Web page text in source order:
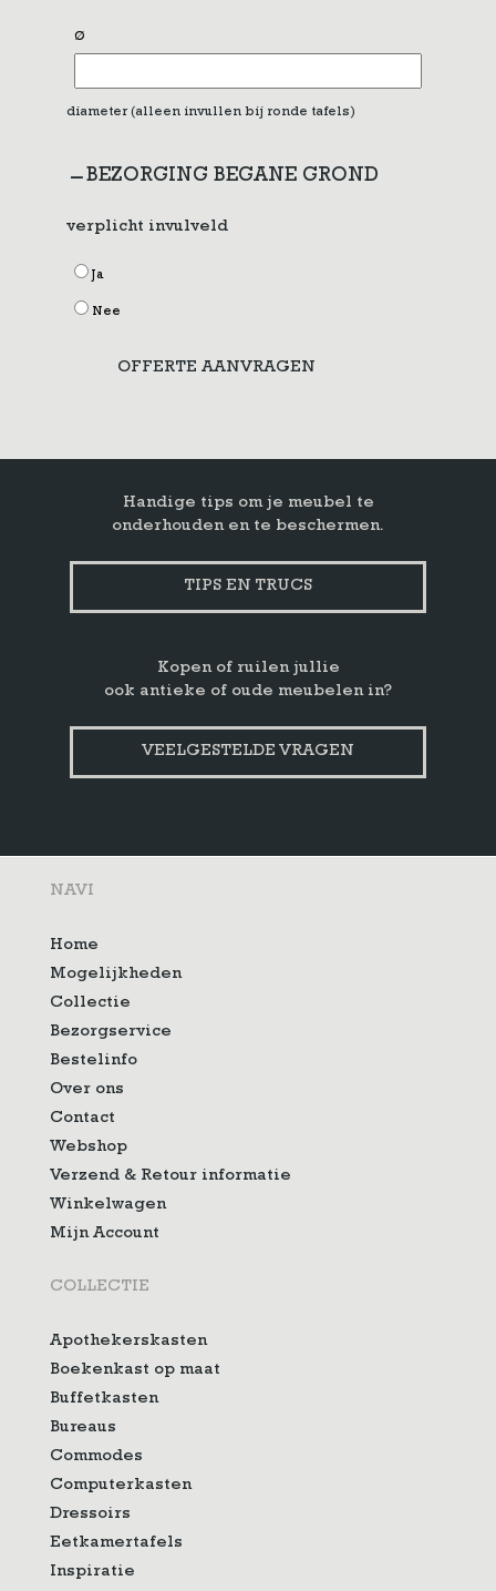
Ø
diameter (alleen invullen bij ronde tafels)
BEZORGING BEGANE GROND
verplicht invulveld
Ja
Nee
OFFERTE AANVRAGEN
Handige tips om je meubel te
onderhouden en te beschermen.
TIPS EN TRUCS
Kopen of ruilen jullie
ook antieke of oude meubelen in?
VEELGESTELDE VRAGEN
NAVI
Home
Mogelijkheden
Collectie
Bezorgservice
Bestelinfo
Over ons
Contact
Webshop
Verzend & Retour informatie
Winkelwagen
Mijn Account
COLLECTIE
Apothekerskasten
Boekenkast op maat
Buffetkasten
Bureaus
Commodes
Computerkasten
Dressoirs
Eetkamertafels
Inspiratie